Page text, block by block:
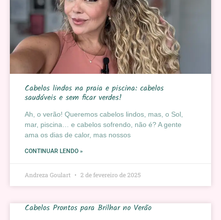
Cabelos lindos na praia e piscina: cabelos
saudáveis e sem ficar verdes!
Ah, o verão! Queremos cabelos lindos, mas, o Sol,
mar, piscina… e cabelos sofrendo, não é? A gente
ama os dias de calor, mas nossos
CONTINUAR LENDO »
Andreza Goulart 2 de fevereiro de 2025
Cabelos Prontos para Brilhar no Verão